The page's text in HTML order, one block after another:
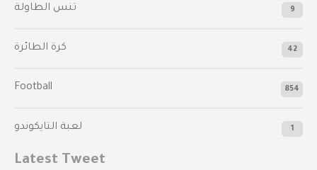
تنس الطاولة 9
كرة الطائرة 42
Football 854
لعبة التايكوندو 1
Latest Tweet